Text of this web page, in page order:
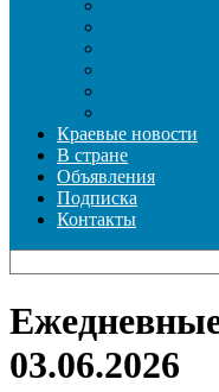
Краевые новости
В стране
Объявления
Подписка
Контакты
03.06.2026